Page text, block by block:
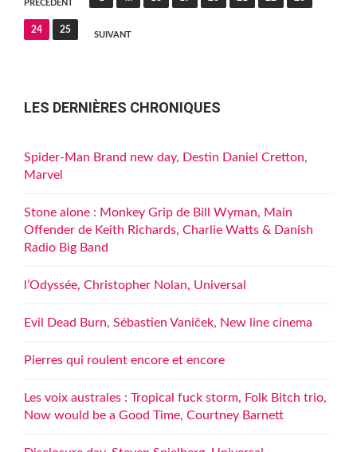
des
publications
PRÉCÉDENT
24 25
SUIVANT
LES DERNIÈRES CHRONIQUES
Spider-Man Brand new day, Destin Daniel Cretton,
Marvel
Stone alone : Monkey Grip de Bill Wyman, Main
Offender de Keith Richards, Charlie Watts & Danish
Radio Big Band
l’Odyssée, Christopher Nolan, Universal
Evil Dead Burn, Sébastien Vaniček, New line cinema
Pierres qui roulent encore et encore
Les voix australes : Tropical fuck storm, Folk Bitch trio,
Now would be a Good Time, Courtney Barnett